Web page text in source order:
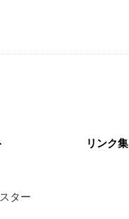
ター
リンク集